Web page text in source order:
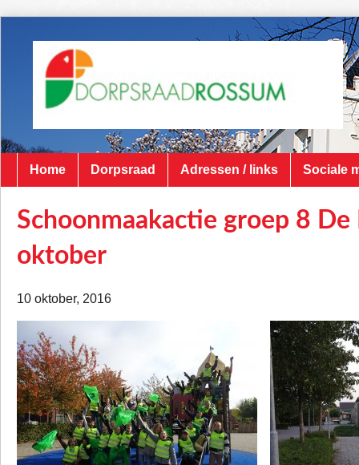
Home Dorpsraad Adressen / links Sociale
Schoonmaakactie groep 8
oktober
10 oktober, 2016